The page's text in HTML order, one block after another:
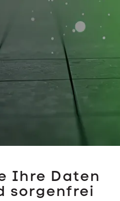
Ihre Daten
sorgenfrei